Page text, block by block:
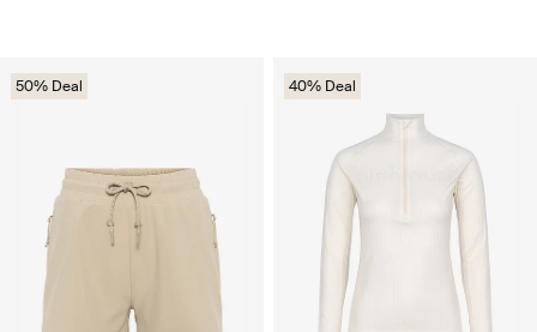
50% Deal 40% Deal